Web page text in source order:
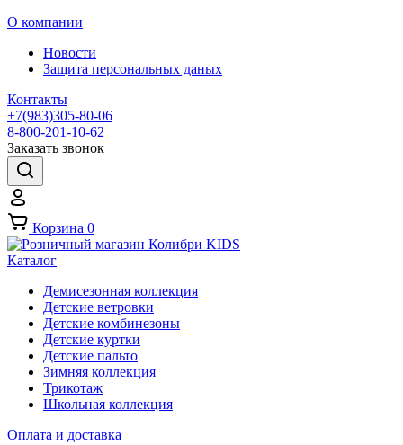
О компании
Новости
Защита персональных даных
Контакты
+7(983)305-80-06
8-800-201-10-62
Заказать звонок
Корзина 0
Каталог
Демисезонная коллекция
Детские ветровки
Детские комбинезоны
Детские куртки
Детские пальто
Зимняя коллекция
Трикотаж
Школьная коллекция
Оплата и доставка